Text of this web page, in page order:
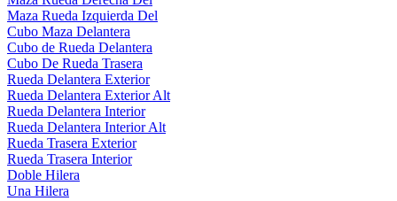
Maza Rueda Izquierda Del
Cubo Maza Delantera
Cubo de Rueda Delantera
Cubo De Rueda Trasera
Rueda Delantera Exterior
Rueda Delantera Exterior Alt
Rueda Delantera Interior
Rueda Delantera Interior Alt
Rueda Trasera Exterior
Rueda Trasera Interior
Doble Hilera
Una Hilera